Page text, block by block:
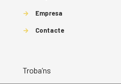
→ Empresa
→ Contacte
Troba’ns